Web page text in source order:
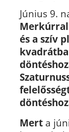
Június 9.
Merkúrral
és a szív
Mert a